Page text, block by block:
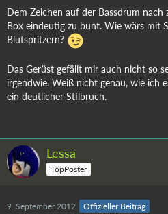
Dem Zeichen auf der Bassdrum
Box eindeutig zu bunt. Wie wärs mit
Blutspritzern?
Das Gerüst gefällt mir auch nicht so
irgendwie. Weiß nicht genau, wie ich
ein deutlicher Stilbruch.
Lessa
TopPoster
9. September 2012 Offizieller Beitrag